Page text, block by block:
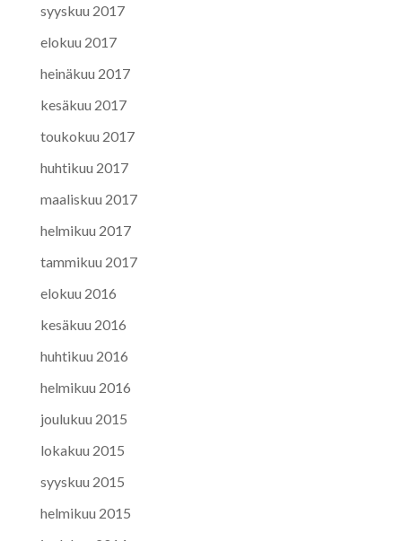
syyskuu 2017
elokuu 2017
heinäkuu 2017
kesäkuu 2017
toukokuu 2017
huhtikuu 2017
maaliskuu 2017
helmikuu 2017
tammikuu 2017
elokuu 2016
kesäkuu 2016
huhtikuu 2016
helmikuu 2016
joulukuu 2015
lokakuu 2015
syyskuu 2015
helmikuu 2015